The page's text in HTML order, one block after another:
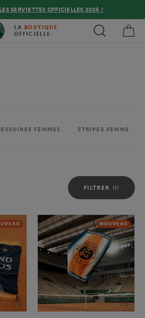
SERVIETTES OFFICIELLES 2026 !
LA BOUTIQUE
OFFICIELLE
FEMMES STRIPES FEMME
FILTRER
NOUVEAU